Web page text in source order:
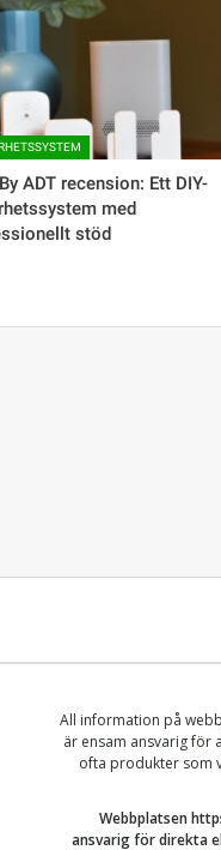
ADT recension: Ett DIY-
med
stöd
All information på
är ensam ansvarig för
ofta produkter som
Webbplatsen
ansvarig för direkta